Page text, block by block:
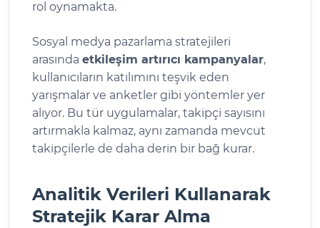
rol oynamakta.
Sosyal medya pazarlama stratejileri
arasında etkileşim artırıcı kampanyalar,
kullanıcıların katılımını teşvik eden
yarışmalar ve anketler gibi yöntemler yer
alıyor. Bu tür uygulamalar, takipçi sayısını
artırmakla kalmaz, aynı zamanda mevcut
takipçilerle de daha derin bir bağ kurar.
Analitik Verileri Kullanarak
Stratejik Karar Alma